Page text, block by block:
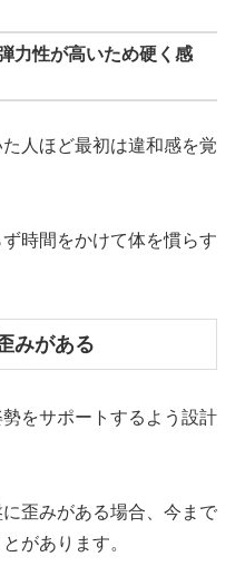
力性が高いため硬く感
人ほど最初は違和感を覚
時間をかけて体を慣らす
みがある
をサポートするよう設計
歪みがある場合、今まで
があります。